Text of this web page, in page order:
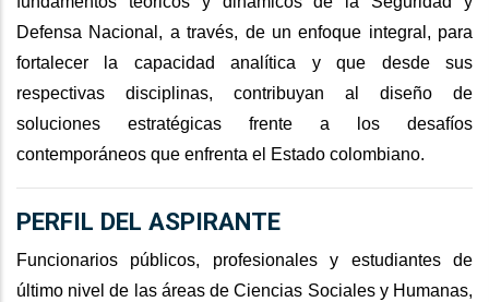
Defensa Nacional, a través, de un enfoque integral, para
fortalecer la capacidad analítica y que desde sus
respectivas disciplinas, contribuyan al diseño de
soluciones estratégicas frente a los desafíos
contemporáneos que enfrenta el Estado colombiano.
PERFIL DEL ASPIRANTE
Funcionarios públicos, profesionales y estudiantes de
último nivel de las áreas de Ciencias Sociales y Humanas,